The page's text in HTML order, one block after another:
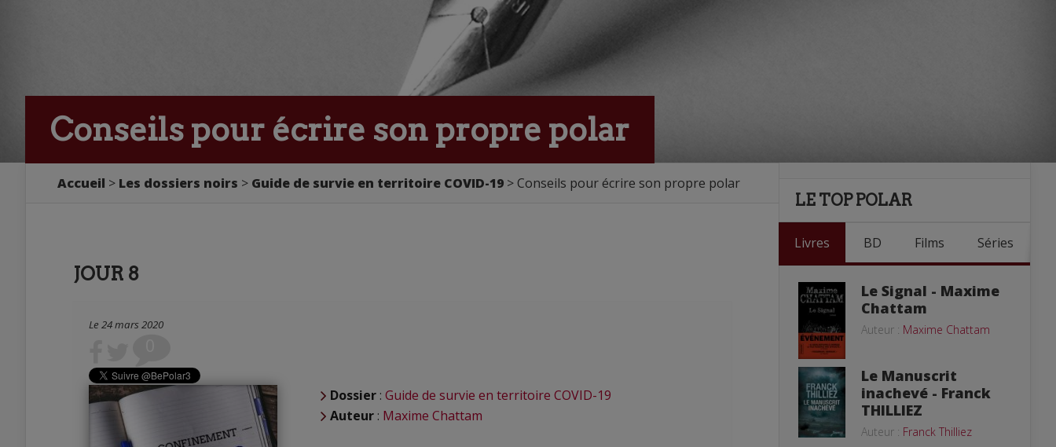
Conseils pour écrire son propre polar
Accueil > Les dossiers noirs > Guide de survie en territoire COVID-19 > Conseils pour écrire son propre polar
JOUR 8
Le 24 mars 2020
Dossier : Guide de survie en territoire COVID-19
Auteur : Maxime Chattam
LE TOP POLAR
Livres BD Films Séries
Le Signal - Maxime
Chattam
Auteur : Maxime Chattam
Le Manuscrit
inachevé - Franck
THILLIEZ
Auteur : Franck Thilliez